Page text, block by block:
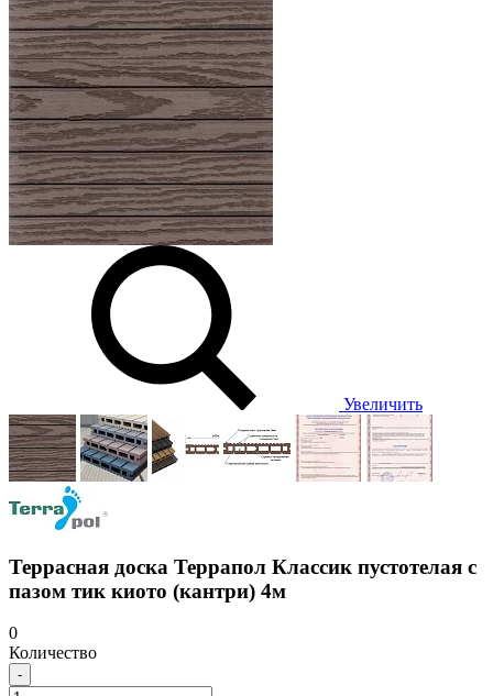
Увеличить
Террасная доска Террапол Классик пустотелая с
пазом тик киото (кантри) 4м
0
Количество
-